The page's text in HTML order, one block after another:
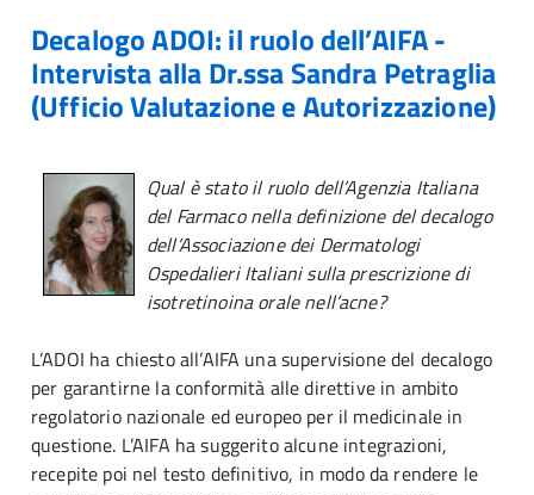
Decalogo ADOI: il ruolo dell’AIFA -
Intervista alla Dr.ssa Sandra Petraglia
(Ufficio Valutazione e Autorizzazione)
Qual è stato il ruolo dell’Agenzia Italiana
del Farmaco nella definizione del decalogo
dell’Associazione dei Dermatologi
Ospedalieri Italiani sulla prescrizione di
isotretinoina orale nell’acne?
L’ADOI ha chiesto all’AIFA una supervisione del decalogo
per garantirne la conformità alle direttive in ambito
regolatorio nazionale ed europeo per il medicinale in
questione. L’AIFA ha suggerito alcune integrazioni,
recepite poi nel testo definitivo, in modo da rendere le